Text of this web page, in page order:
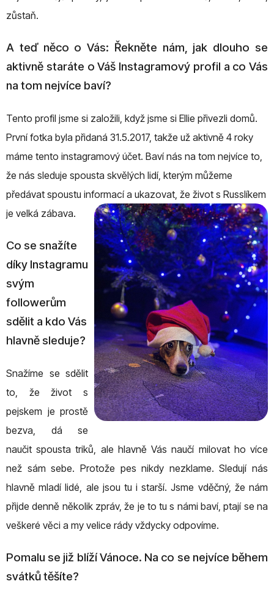
zůstaň.
A teď něco o Vás: Řekněte nám, jak dlouho se
aktivně staráte o Váš Instagramový profil a co Vás
na tom nejvíce baví?
Tento profil jsme si založili, když jsme si Ellie přivezli domů.
První fotka byla přidaná 31.5.2017, takže už aktivně 4 roky
máme tento instagramový účet. Baví nás na tom nejvíce to,
že nás sleduje spousta skvělých lidí, kterým můžeme
předávat spoustu informací a ukazovat, že život s Russlíkem
je velká zábava.
Co se snažíte
díky Instagramu
svým
followerům
sdělit a kdo Vás
hlavně sleduje?
Snažíme se sdělit
to, že život s
pejskem je prostě
bezva, dá se
naučit spousta triků, ale hlavně Vás naučí milovat ho více
než sám sebe. Protože pes nikdy nezklame. Sledují nás
hlavně mladí lidé, ale jsou tu i starší. Jsme vděčný, že nám
přijde denně několik zpráv, že je to tu s námi baví, ptají se na
veškeré věci a my velice rády vždycky odpovíme.
Pomalu se již blíží Vánoce. Na co se nejvíce během
svátků těšíte?